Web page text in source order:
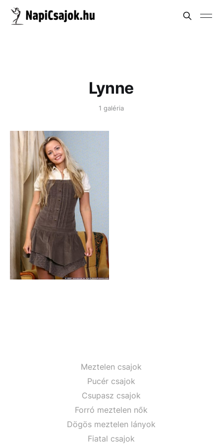
Lynne
1 galéria
Meztelen csajok
Pucér csajok
Csupasz csajok
Forró meztelen nők
Dögös meztelen lányok
Fiatal csajok